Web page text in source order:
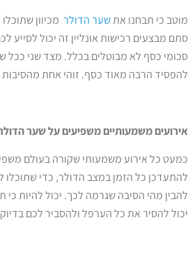
מוטב כי תבחנו אתשער הדולר מכיוון
סתם מבצעים רכישות אונליין זה יכול
סכומי כסף לא מבוטלים בכלל. מצד שני
להפסיד הרבה מאוד כסף. זוהי אחת
אירועים משמעותיים משפיעים על שער
כמעט כל אירוע משמעותי שקורה בעולם
להתעדכן כל הזמן במצב הדולר, כדי
להבין מהי הסיבה שגרמה לכך. יכול להיות
יכול להסיר את כל הערפל ולהסביר לכם